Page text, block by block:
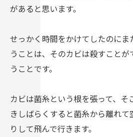
があると思います。
せっかく時間をかけてしたのに
うことは、そのカビは殺すこと
うことです。
カビは菌糸という根を張って、そ
きしばらくすると菌糸から離れ
りして飛んで行きます。